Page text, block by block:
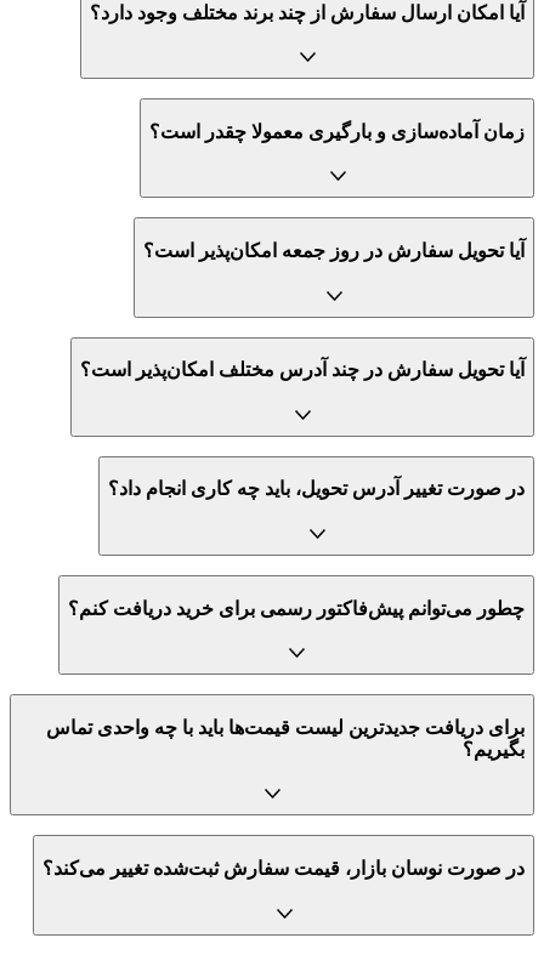
آیا امکان ارسال سفارش از چند برند مختلف وجود دارد؟
زمان آماده‌سازی و بارگیری معمولا چقدر است؟
آیا تحویل سفارش در روز جمعه امکان‌پذیر است؟
آیا تحویل سفارش در چند آدرس مختلف امکان‌پذیر است؟
در صورت تغییر آدرس تحویل، باید چه کاری انجام داد؟
چطور می‌توانم پیش‌فاکتور رسمی برای خرید دریافت کنم؟
برای دریافت جدیدترین لیست قیمت‌ها باید با چه واحدی تماس
بگیریم؟
در صورت نوسان بازار، قیمت سفارش ثبت‌شده تغییر می‌کند؟